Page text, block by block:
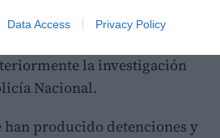
Data Access Privacy Policy
en acudir al lugar tras la
la investigación
Nacional.
han producido detenciones y